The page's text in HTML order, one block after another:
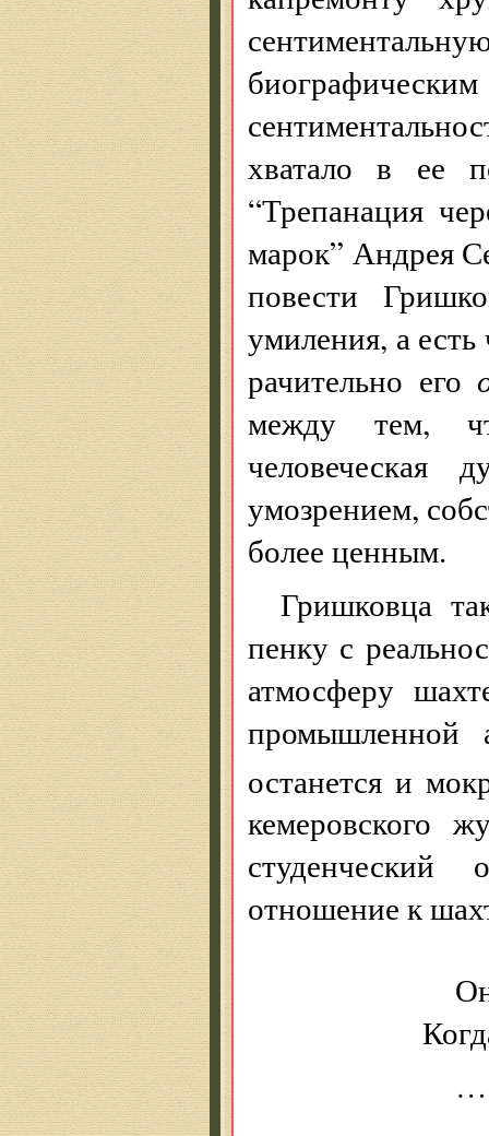
хватало в ее
“Трепанация
марок” Андрея
повести
умиления, а есть
рачительно его
между тем,
умозрением,
более ценным.
Гришковца
пенку с
атмосферу
промышленной
останется и
кемеровского
отношение к